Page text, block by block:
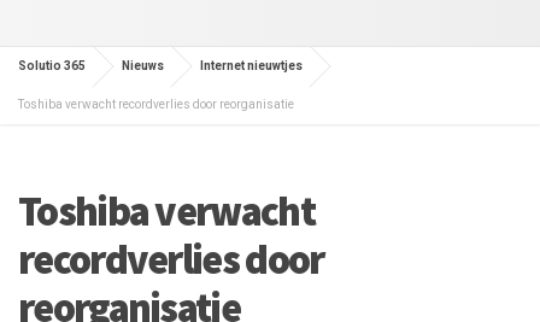
Solutio 365 Nieuws Internet nieuwtjes
Toshiba verwacht recordverlies door reorganisatie
Toshiba verwacht
recordverlies door
reorganisatie